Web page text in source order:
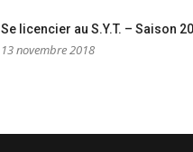
Se licencier au S.Y.T. – Saison
13 novembre 2018